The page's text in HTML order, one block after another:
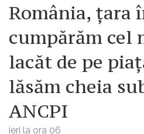
România, țara
cumpărăm cel
lacăt de pe
lăsăm cheia
ANCPI
ieri la ora 06